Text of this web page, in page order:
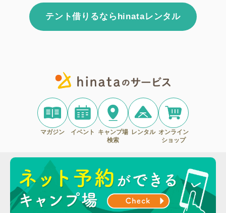
テント借りるならhinataレンタル
マガジン イベント
キャンプ場
検索
レンタル オンライン
ショップ